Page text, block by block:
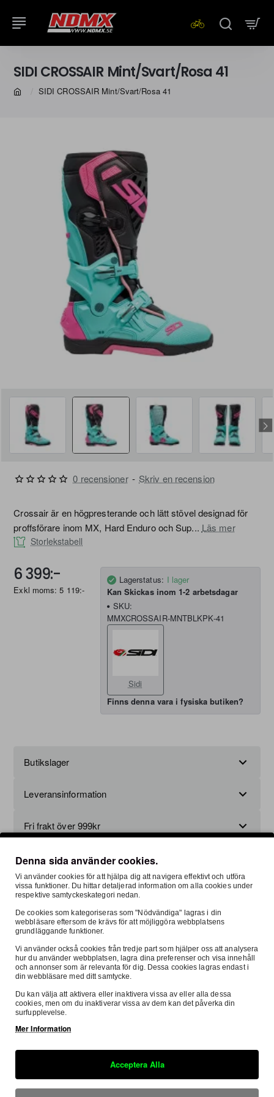
SIDI CROSSAIR Mint/Svart/Rosa 41
SIDI CROSSAIR Mint/Svart/Rosa 41
FRI FRAKT
Crossair är en högpresterande och lätt stövel designad för
proffsförare inom MX, Hard Enduro och Sup... Läs mer
Storlekstabell
0 recensioner - Skriv en recension
6 399:-
Exkl moms: 5 119:-
Lagerstatus: I lager
Kan Skickas inom 1-2 arbetsdagar
SKU:
MMXCROSSAIR-MNTBLKPK-41
Sidi
Finns denna vara i fysiska butiken?
Butikslager
Leveransinformation
Fri frakt över 999kr
Ställ en fråga om produkten här
Beskrivning
proffsförare inom MX, Hard Enduro och Superenduro. Med
en vikt på endast 1665 gram (storlek 43) är Crossair en av
de lättaste stövlarna på marknaden, vilket gör den idealisk
att kompromissa med vikten. Stöveln är utrustad med ett
glasfiberförstärkt exoskelett som ger maximal stabilitet och
skydd, samtidigt som den behåller en otroligt lätt och flexibel
Denna sida använder cookies.
Vi använder cookies för att hjälpa dig att navigera effektivt och utföra
vissa funktioner. Du hittar detaljerad information om alla cookies under
respektive samtyckeskategori nedan.
De cookies som kategoriseras som "Nödvändiga" lagras i din
webbläsare eftersom de krävs för att möjliggöra webbplatsens
grundläggande funktioner.
Vi använder också cookies från tredje part som hjälper oss att analysera
hur du använder webbplatsen, lagra dina preferenser och visa innehåll
och annonser som är relevanta för dig. Dessa cookies lagras endast i
din webbläsare med ditt samtycke.
Du kan välja att aktivera eller inaktivera vissa av eller alla dessa
cookies, men om du inaktiverar vissa av dem kan det påverka din
surfupplevelse.
Mer Information
Acceptera Alla